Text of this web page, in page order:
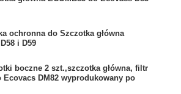
ochronna do Szczotka główna
i D59
boczne 2 szt.,szczotka główna, filtr
Ecovacs DM82 wyprodukowany po